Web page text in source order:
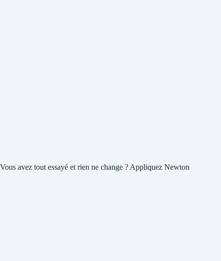
Vous avez tout essayé et rien ne change ? Appliquez Newton